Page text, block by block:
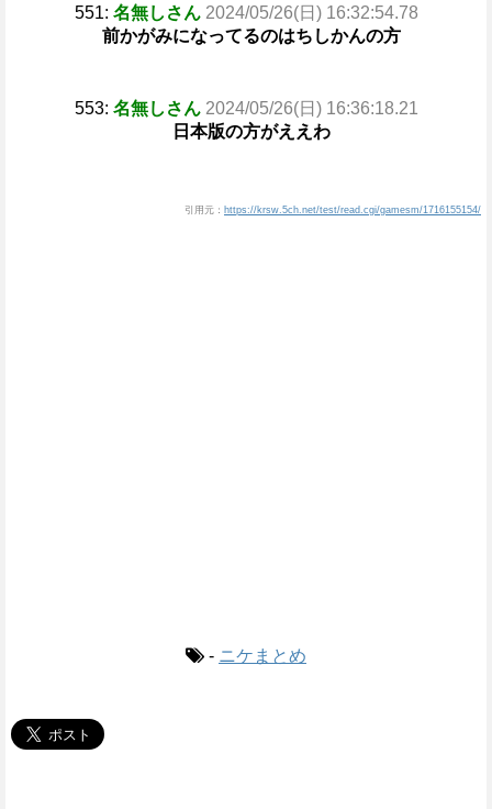
551: 名無しさん 2024/05/26(日) 16:32:54.78
前かがみになってるのはちしかんの方
553: 名無しさん 2024/05/26(日) 16:36:18.21
日本版の方がええわ
引用元： https://krsw.5ch.net/test/read.cgi/gamesm/1716155154/
- ニケまとめ